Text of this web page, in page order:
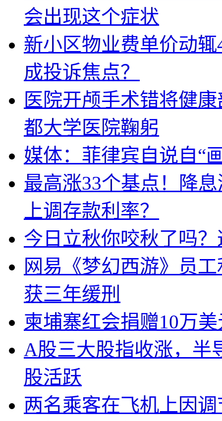
会出现这个症状
新小区物业费单价动
成投诉焦点？
医院开颅手术错将健
都大学医院鞠躬
媒体：菲律宾自说自“
最高涨33个基点！降
上调存款利率？
今日立秋你咬秋了吗
网易《梦幻西游》员
获三年缓刑
柬埔寨红会捐赠10万
A股三大股指收涨，半
股活跃
两名乘客在飞机上因